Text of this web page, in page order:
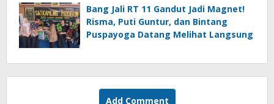
Bang Jali RT 11 Gandut Jadi Magnet!
Risma, Puti Guntur, dan Bintang
Puspayoga Datang Melihat Langsung
Add Comment